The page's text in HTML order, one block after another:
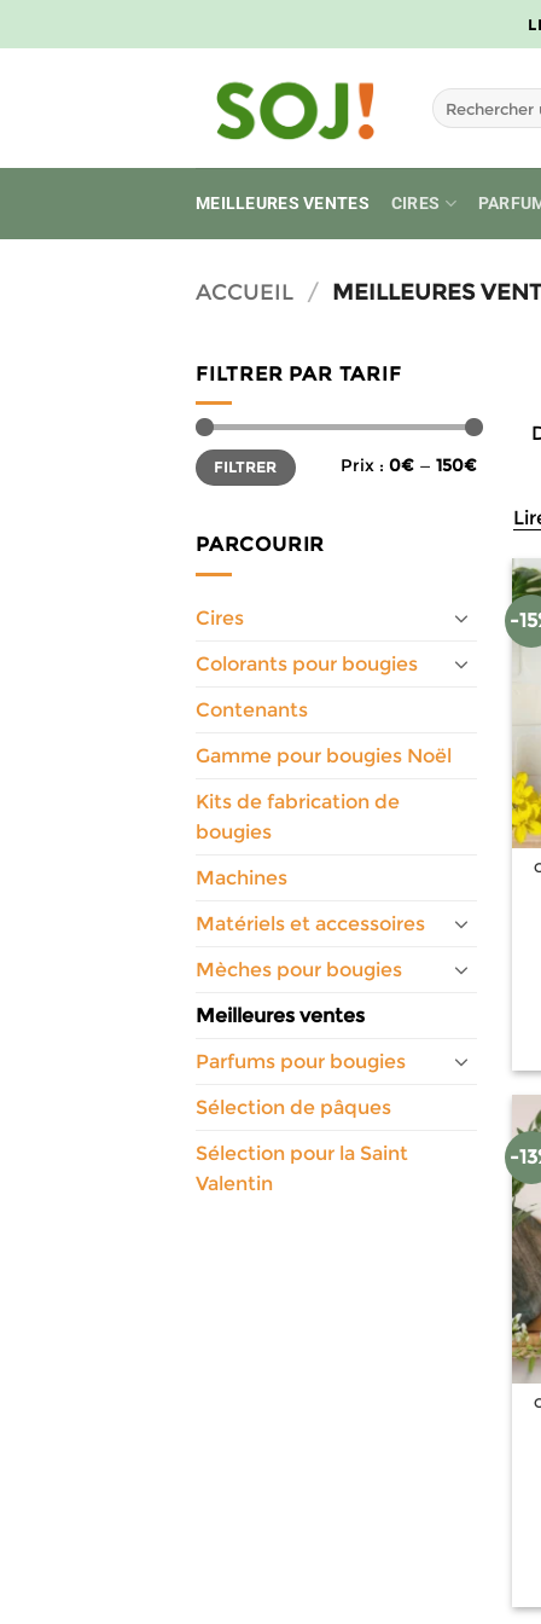
au
Recherche
pour :
MEILLEURES VENTES CIRES
ACCUEIL / MEILLEURES
FILTRER PAR TARIF
Prix
min
Prix
maxFILTRER Prix : 0€— 150€
PARCOURIR
Cires
Colorants pour bougies
Contenants
Gamme pour bougies Noël
Kits de fabrication de
bougies
Machines
Matériels et accessoires
Mèches pour bougies
Meilleures ventes
Parfums pour bougies
Sélection de pâques
Sélection pour la Saint
Valentin
-
-